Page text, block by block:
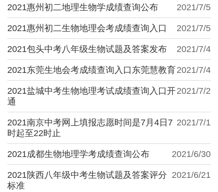
2021/7/5
2021惠州初二地理生物学成绩查询公布
2021/7/5
2021惠州初二生物地理会考成绩查询入口
2021/7/4
2021包头中考八年级生物试题及答案发布
2021/7/4
2021东莞生地会考成绩查询入口东莞慧教育
2021/7/2
2021盐城中考生物地理考试成绩查询入口开
通
2021/7/1
2021南京中考网上填报志愿时间是7月4日7
时起至22时止
2021/6/30
2021成都生物地理学考成绩查询公布
2021/6/21
2021陕西八年级中考生物试题及答案评分
标准